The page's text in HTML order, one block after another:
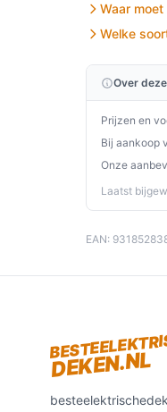
voor
Ontdek
perfect
Waar
Welke
Over
Prijzen en
Bij aankoop
Onze
Laatst
EAN:
DEKEN.NL